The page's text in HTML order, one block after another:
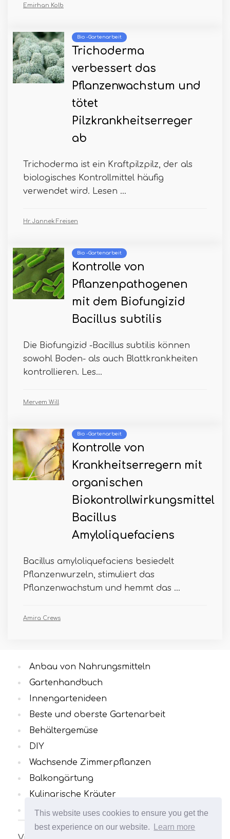
This website uses cookies to ensure you get the
best experience on our website.
Learn more
Emirhan Kolb
Bio -Gartenarbeit
Trichoderma
verbessert das
Pflanzenwachstum und
tötet
Pilzkrankheitserreger
ab
Trichoderma ist ein Kraftpilzpilz, der als
biologisches Kontrollmittel häufig
verwendet wird. Lesen ...
Hr. Jannek Freisen
Bio -Gartenarbeit
Kontrolle von
Pflanzenpathogenen
mit dem Biofungizid
Bacillus subtilis
Die Biofungizid -Bacillus subtilis können
sowohl Boden- als auch Blattkrankheiten
kontrollieren. Les...
Meryem Will
Bio -Gartenarbeit
Kontrolle von
Krankheitserregern mit
organischen
Biokontrollwirkungsmittel
Bacillus
Amyloliquefaciens
Bacillus amyloliquefaciens besiedelt
Pflanzenwurzeln, stimuliert das
Pflanzenwachstum und hemmt das ...
Amira Crews
Anbau von Nahrungsmitteln
Gartenhandbuch
Innengartenideen
Beste und oberste Gartenarbeit
Behältergemüse
DIY
Wachsende Zimmerpflanzen
Balkongärtung
Kulinarische Kräuter
Alle Kategorien